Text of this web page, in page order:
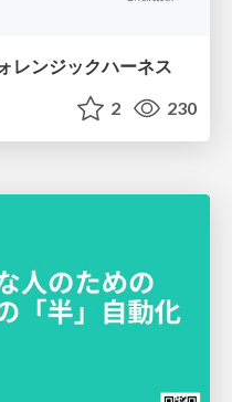
レンジックハーネス
2 230